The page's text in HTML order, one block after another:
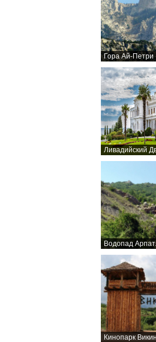
Гора Ай-Петри
Ливадийский
Водопад
Кинопарк